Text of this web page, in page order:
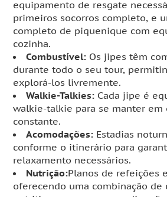
equipamento de resgate
primeiros socorros completo, e
completo de piquenique com
cozinha.
Combustível: Os jipes têm
durante todo o seu tour,
explorá-los livremente.
Walkie-Talkies: Cada jipe é
walkie-talkie para se manter em
constante.
Acomodações: Estadias
conforme o itinerário para
relaxamento necessários.
Nutrição:Planos de refeições
oferecendo uma combinação de